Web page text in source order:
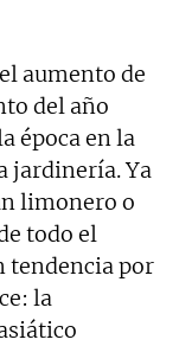
aumento de
del año
época en la
jardinería. Ya
limonero o
todo el
tendencia por
la